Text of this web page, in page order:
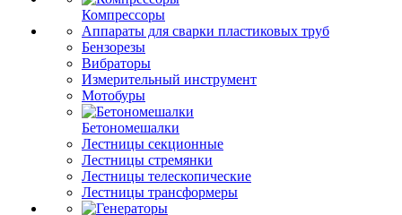
Компрессоры
Аппараты для сварки пластиковых труб
Бензорезы
Вибраторы
Измерительный инструмент
Мотобуры
Бетономешалки
Лестницы секционные
Лестницы стремянки
Лестницы телескопические
Лестницы трансформеры